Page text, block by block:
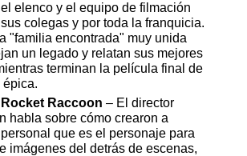
elenco y el equipo de filmación
colegas y por toda la franquicia.
"familia encontrada" muy unida
un legado y relatan sus mejores
terminan la película final de
épica.
Raccoon – El director
habla sobre cómo crearon a
que es el personaje para
imágenes del detrás de escenas,